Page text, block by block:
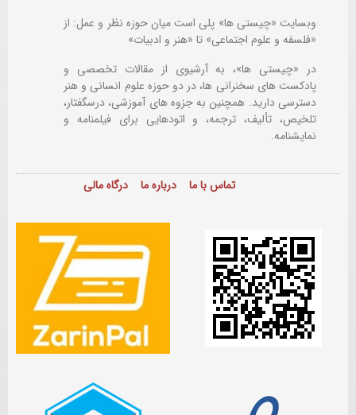
وبسایت «چیستی ها» پلی است میان حوزه نظر و عمل: از
«فلسفه و علوم اجتماعی» تا «هنر و ادبیات»
در «چیستی ها»، به آرشیوی از مقالات تخصصی و
پادکست های سخنرانی ها، در دو حوزه علوم انسانی و هنر
دسترسی دارید. همچنین به جزوه های آموزشی، درسگفتار،
تلخیص، تألیف، ترجمه، و اتودهایی برایفیلمنامه و
نمایشنامه.
تماس با ما درباره ما درگاه مالی